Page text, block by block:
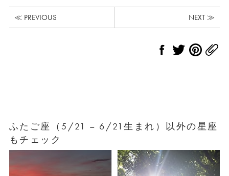
≪ PREVIOUS NEXT ≫
ふたご座（5/21 – 6/21生まれ）以外の星座
もチェック